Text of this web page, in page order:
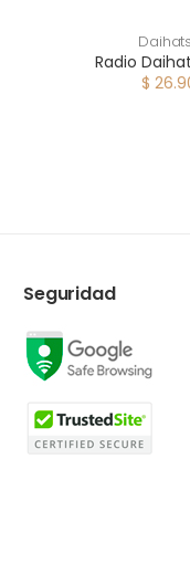
Radio
$
Seguridad